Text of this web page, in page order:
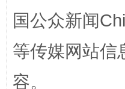
国公众新闻
等传媒网站信
容。